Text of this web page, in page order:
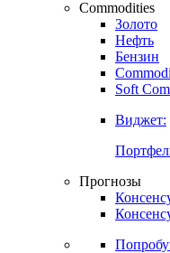
Commodities
Золото
Нефть
Бензин
Soft
Виджет:
Прогнозы